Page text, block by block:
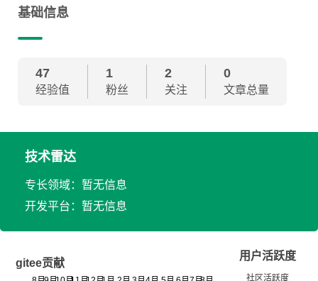
基础信息
47
经验值
1
粉丝
2
关注
0
文章总量
技术雷达
专长领域：暂无信息
开发平台：暂无信息
gitee贡献
用户活跃度